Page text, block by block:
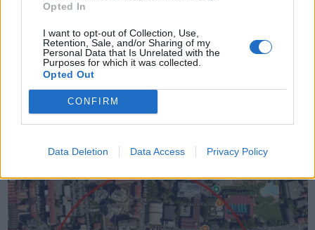
Opted In
I want to opt-out of Collection, Use,
Retention, Sale, and/or Sharing of my
Personal Data that Is Unrelated with the
Purposes for which it was collected.
Opted Out
CONFIRM
Data Deletion Data Access Privacy Policy
Passione bustocca e visione
internazionale: la nuova Pro Patria
prende quota
Nuova società, nuovo brand e tanti obiettivi: la Pro